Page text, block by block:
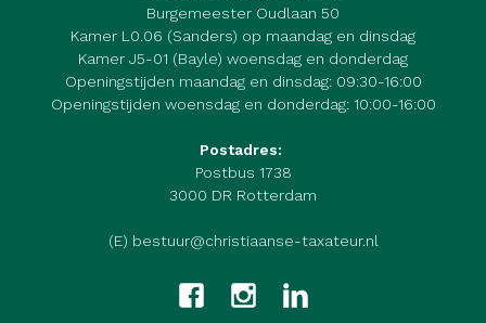
Burgemeester Oudlaan 50
Kamer L0.06 (Sanders) op maandag en dinsdag
Kamer J5-01 (Bayle) woensdag en donderdag
Openingstijden maandag en dinsdag: 09:30-16:00
Openingstijden woensdag en donderdag: 10:00-16:00
Postadres:
Postbus 1738
3000 DR Rotterdam
(E) bestuur@christiaanse-taxateur.nl